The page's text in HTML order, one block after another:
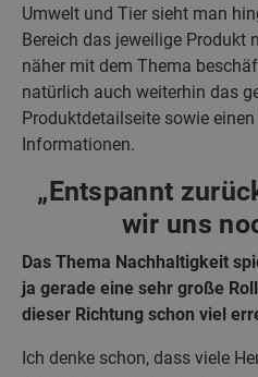
Umwelt und Tier sieht man
Bereich das jeweilige Produkt
näher mit dem Thema
natürlich auch weiterhin das
Produktdetailseite sowie
Informationen.
„Entspannt
wir uns
Das Thema Nachhaltigkeit
ja gerade eine sehr große
dieser Richtung schon viel
Ich denke schon, dass viele